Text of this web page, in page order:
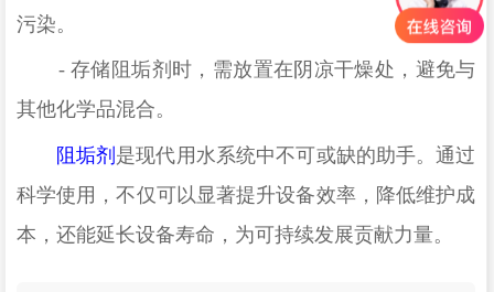
污染。
- 存储阻垢剂时，需放置在阴凉干燥处，避免与
其他化学品混合。
阻垢剂 是现代用水系统中不可或缺的助手。通过
科学使用，不仅可以显著提升设备效率，降低维护成
本，还能延长设备寿命，为可持续发展贡献力量。